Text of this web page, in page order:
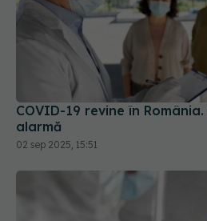
COVID-19 revine în
02 sep 2025, 15:51